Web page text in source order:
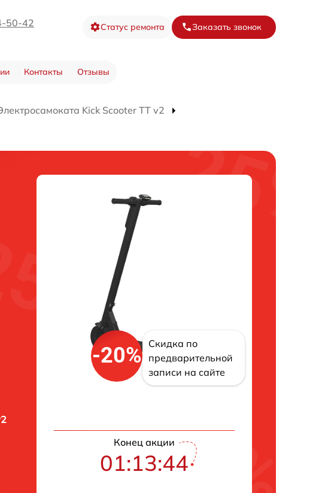
50-42 Статус ремонта Заказать звонок
Контакты Отзывы
Kick Scooter TT v2
-20%
Скидка по
предварительной
записи на сайте
Конец акции
01:13:43